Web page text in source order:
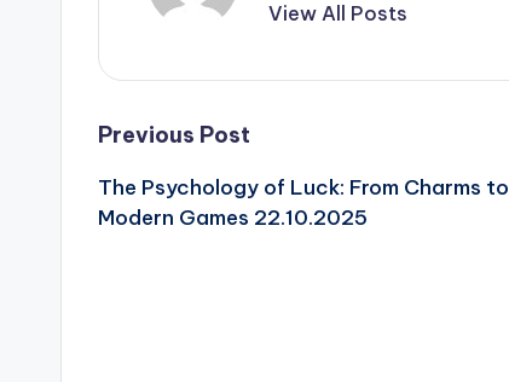
k
View All Posts
Post
navigation
Previous Post
The Psychology of Luck: From Charms to
Modern Games 22.10.2025